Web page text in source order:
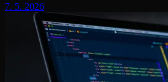
7. 5. 2026